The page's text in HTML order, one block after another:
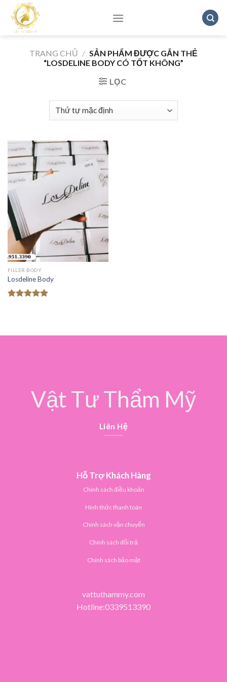
content
TRANG CHỦ / SẢN PHẨM ĐƯỢC GẮN THẺ
“LOSDELINE BODY CÓ TỐT KHÔNG”
LỌC
FILLER BODY
Losdeline Body
Vật Tư Thẩm Mỹ
Liên Hệ
Hỗ Trợ Khách Hàng
Chính sách điều khoản
Hình thức thanh toán
Chính sách vận chuyển
Chính sách đổi trả
Chính sách bảo mật
vattuthammy.com
Hotline:0339513390